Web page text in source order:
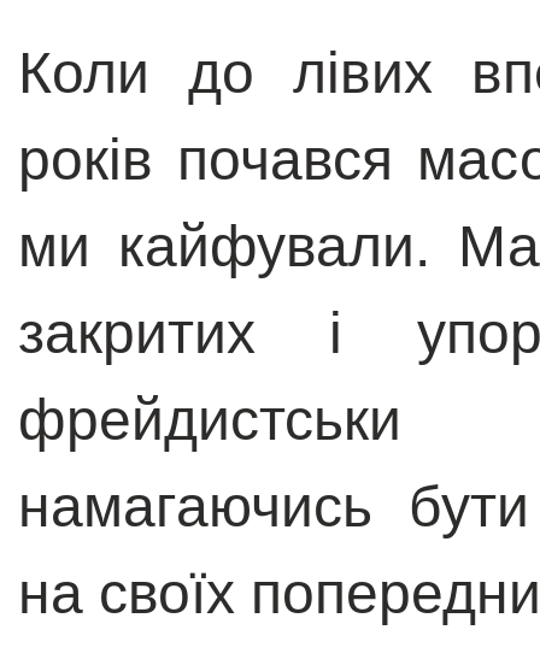
Коли до лівих
років почався
ми кайфували.
закритих і
фрейдистськи
намагаючись
на своїх